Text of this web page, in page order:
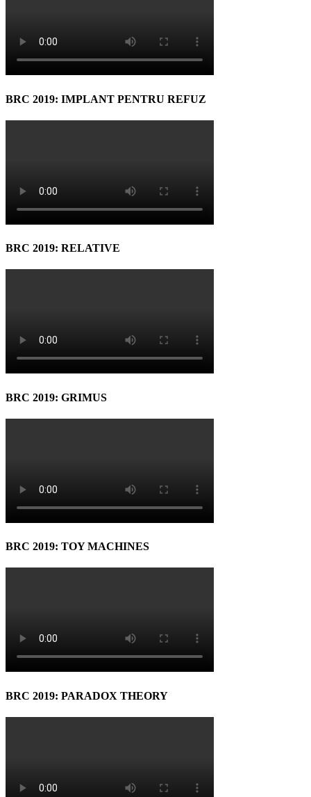
BRC 2019: IMPLANT PENTRU REFUZ
BRC 2019: RELATIVE
BRC 2019: GRIMUS
BRC 2019: TOY MACHINES
BRC 2019: PARADOX THEORY